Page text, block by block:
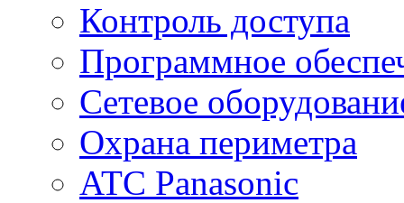
Контроль доступа
Программное
Сетевое
Охрана периметра
ATC Panasonic